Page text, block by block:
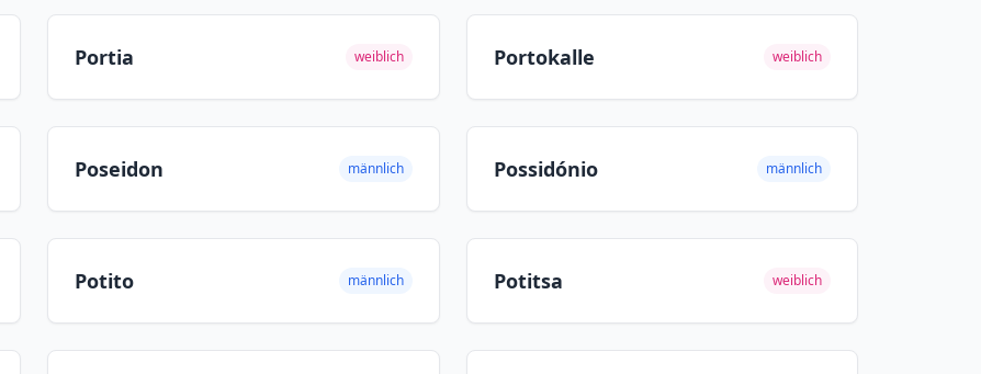
Portia weiblich Portokalle weiblich
Poseidon männlich Possidónio männlich
Potito männlich Potitsa weiblich